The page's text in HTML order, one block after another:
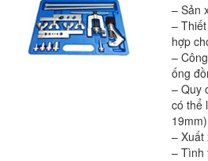
– Sản
–
hợp
–
ống
– Quy
có thể
19mm)
– Xuất
– Tình